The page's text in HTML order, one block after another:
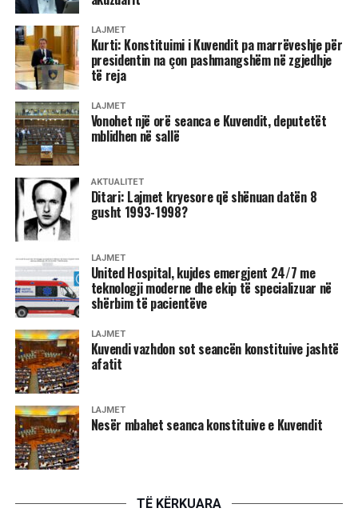
LAJMET
Kurti: Konstituimi i Kuvendit pa marrëveshje për
presidentin na çon pashmangshëm në zgjedhje
të reja
LAJMET
Vonohet një orë seanca e Kuvendit, deputetët
mblidhen në sallë
AKTUALITET
Ditari: Lajmet kryesore që shënuan datën 8
gusht 1993-1998?
LAJMET
United Hospital, kujdes emergjent 24/7 me
teknologji moderne dhe ekip të specializuar në
shërbim të pacientëve
LAJMET
Kuvendi vazhdon sot seancën konstituive jashtë
afatit
LAJMET
Nesër mbahet seanca konstituive e Kuvendit
TË KËRKUARA